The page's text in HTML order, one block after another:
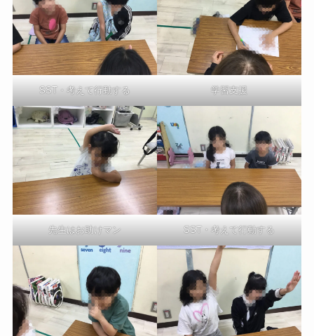
SST・考えて行動する 学習支援
先生はお助けマン SST・考えて行動する